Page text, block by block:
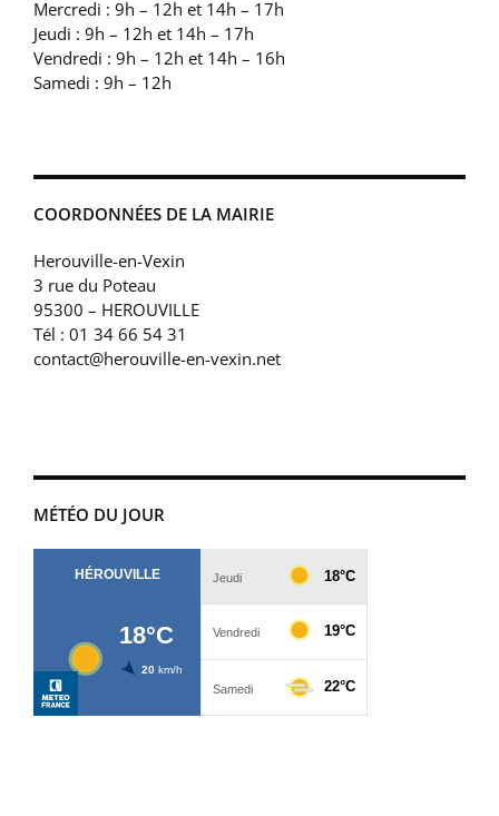
Mercredi : 9h – 12h et 14h – 17h
Jeudi : 9h – 12h et 14h – 17h
Vendredi : 9h – 12h et 14h – 16h
Samedi : 9h – 12h
COORDONNÉES DE LA MAIRIE
Herouville-en-Vexin
3 rue du Poteau
95300 – HEROUVILLE
Tél : 01 34 66 54 31
contact@herouville-en-vexin.net
MÉTÉO DU JOUR